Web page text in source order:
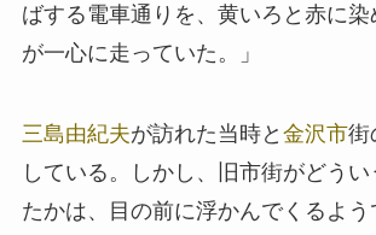
ばする電車通りを、黄いろと赤に
が一心に走っていた。」
三島由紀夫が訪れた当時と 金沢市街
している。しかし、旧市街がどう
たかは、目の前に浮かんでくるよう